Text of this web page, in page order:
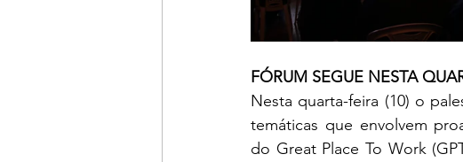
FÓRUM SEGUE NESTA
Nesta quarta-feira (10) o
temáticas que envolvem
do Great Place To Work